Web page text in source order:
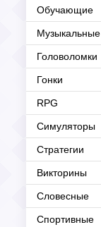
Обучающие
Музыкальные
Головоломки
Гонки
RPG
Симуляторы
Стратегии
Викторины
Словесные
Спортивные